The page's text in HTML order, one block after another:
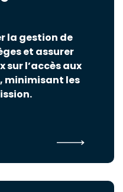
la gestion de
et assurer
sur l’accès aux
minimisant les